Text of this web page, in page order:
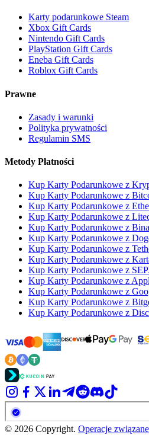
Karty podarunkowe Steam
Xbox Gift Cards
Nintendo Gift Cards
PlayStation Gift Cards
Eneba Gift Cards
Roblox Gift Cards
Prawne
Zasady i warunki
Polityka prywatności
Regulamin SMS
Metody Płatności
Kup Karty Podarunkowe z
Kup Karty Podarunkowe z
Kup Karty Podarunkowe z
Kup Karty Podarunkowe z
Kup Karty Podarunkowe z
Kup Karty Podarunkowe z
Kup Karty Podarunkowe z
Kup Karty Podarunkowe z
Kup Karty Podarunkowe z
Kup Karty Podarunkowe z
Kup Karty Podarunkowe z
Kup Karty Podarunkowe z
Kup Karty Podarunkowe z
© 2026 Copyright. Operacje